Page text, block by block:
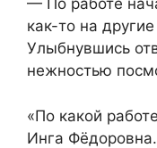
— По работе
как-то на
Улыбнувшись
нежностью
«По какой
Инга